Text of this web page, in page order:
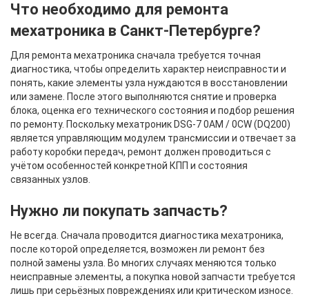
Что необходимо для ремонта
мехатроника в Санкт-Петербурге?
Для ремонта мехатроника сначала требуется точная
диагностика, чтобы определить характер неисправности и
понять, какие элементы узла нуждаются в восстановлении
или замене. После этого выполняются снятие и проверка
блока, оценка его технического состояния и подбор решения
по ремонту. Поскольку мехатроник DSG-7 0AM / 0CW (DQ200)
является управляющим модулем трансмиссии и отвечает за
работу коробки передач, ремонт должен проводиться с
учётом особенностей конкретной КПП и состояния
связанных узлов.
Нужно ли покупать запчасть?
Не всегда. Сначала проводится диагностика мехатроника,
после которой определяется, возможен ли ремонт без
полной замены узла. Во многих случаях меняются только
неисправные элементы, а покупка новой запчасти требуется
лишь при серьёзных повреждениях или критическом износе.